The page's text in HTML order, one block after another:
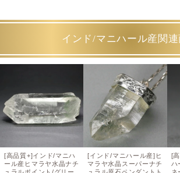
インド/マニハール産関連
[高品質+]インド/マニハ
ール産ヒマラヤ水晶ナチ
[インド/マニハール産]ヒ
マラヤ水晶スーパーナチ
[
ハ